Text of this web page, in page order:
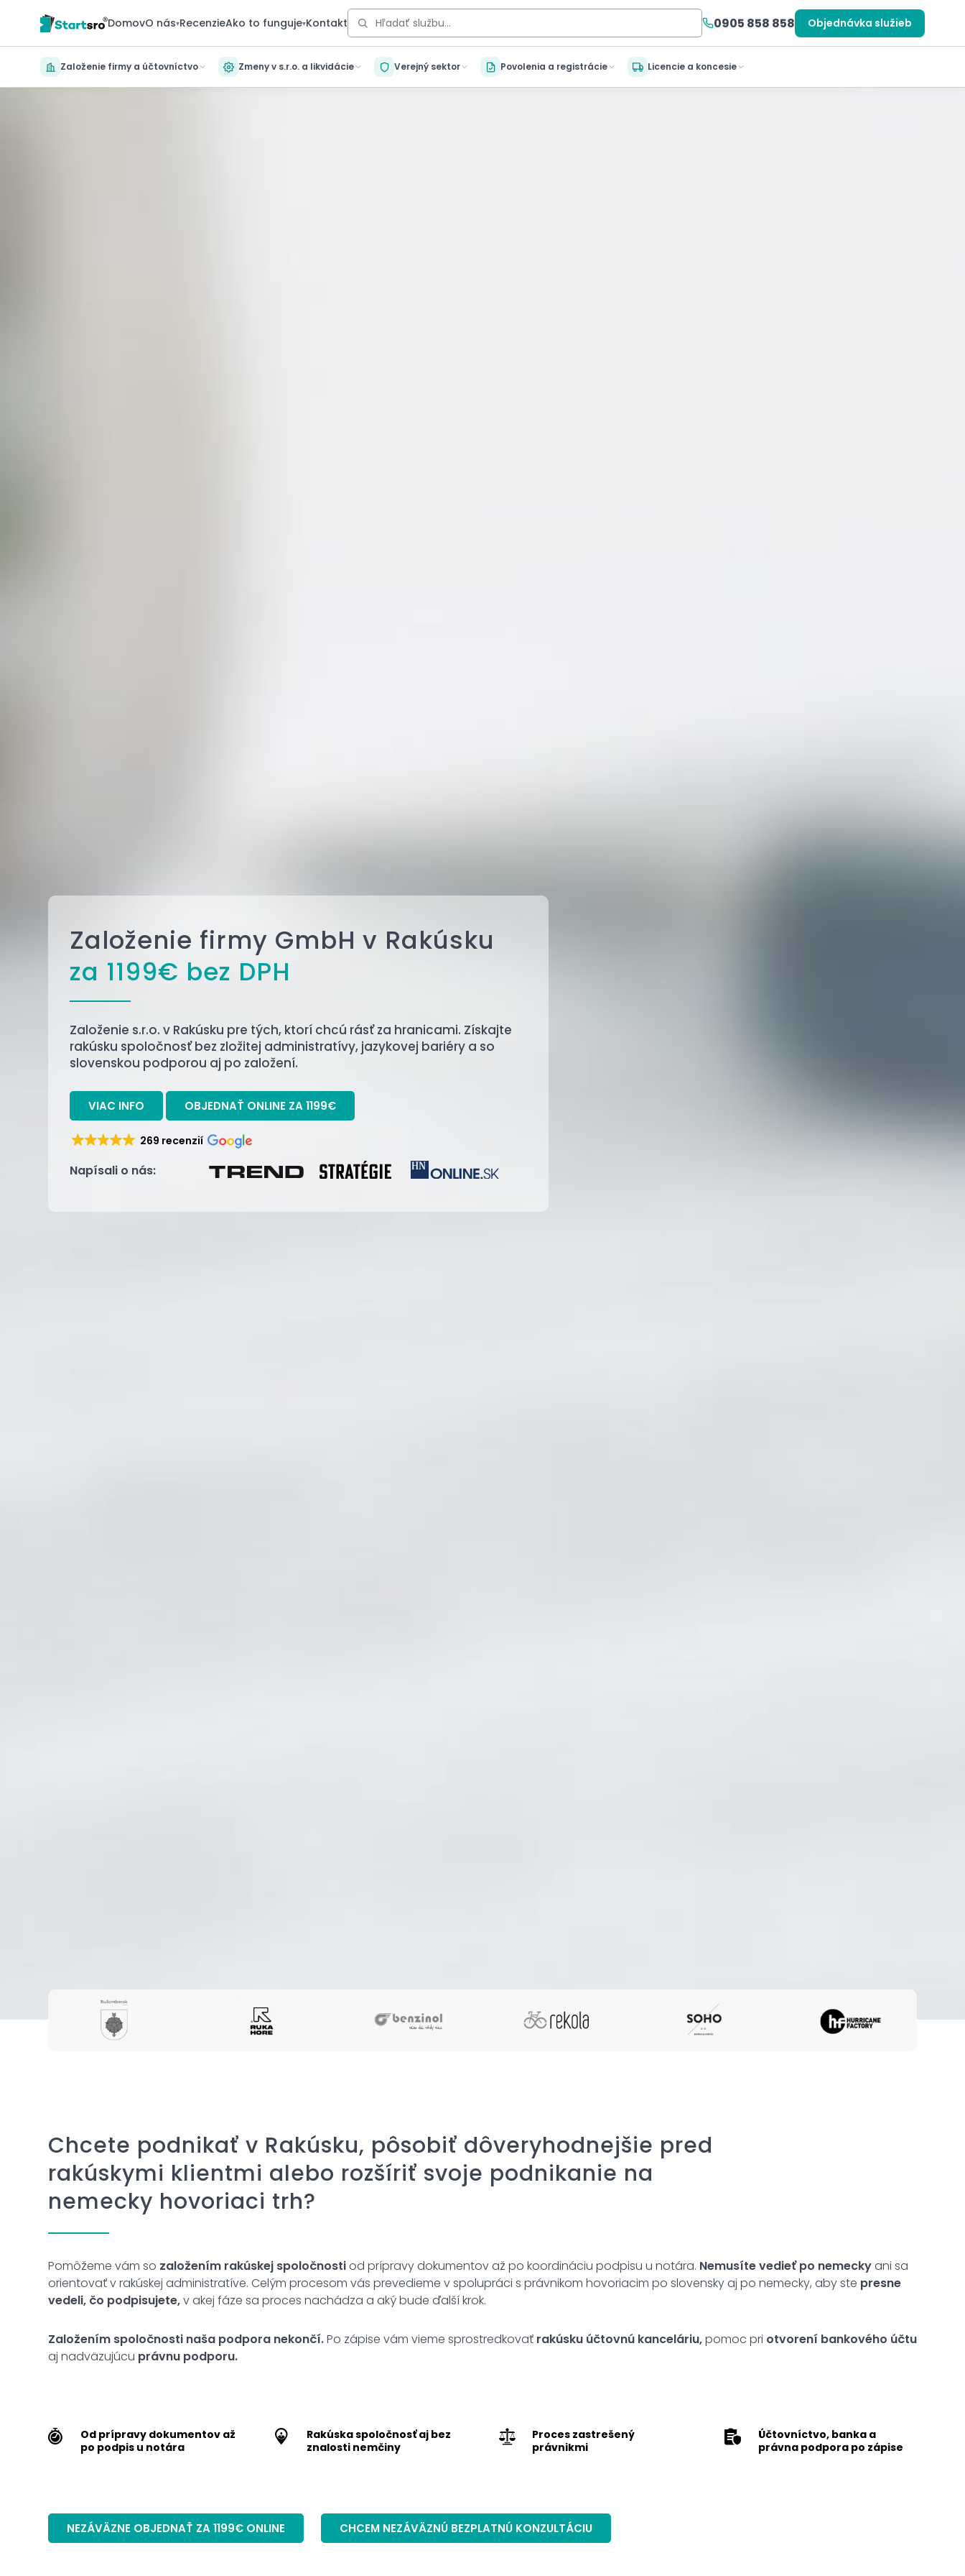
DomovO nás▾RecenzieAko to funguje▾Kontakt 0905 858 858 Objednávka služieb
Založenie firmy a účtovníctvo Zmeny v s.r.o. a likvidácie Verejný sektor Povolenia a registrácie Licencie a koncesie
Založenie firmy GmbH v Rakúsku
za 1199€ bez DPH
Založenie s.r.o. v Rakúsku pre tých, ktorí chcú rásť za hranicami. Získajte
rakúsku spoločnosť bez zložitej administratívy, jazykovej bariéry a so
slovenskou podporou aj po založení.
VIAC INFO OBJEDNAŤ ONLINE ZA 1199€
269 recenzií
Napísali o nás:
Chcete podnikať v Rakúsku, pôsobiť dôveryhodnejšie pred
rakúskymi klientmi alebo rozšíriť svoje podnikanie na
nemecky hovoriaci trh?
Pomôžeme vám so založením rakúskej spoločnostiod prípravy dokumentov až po koordináciu podpisu u notára. Nemusíte vedieť po nemeckyani sa
orientovať v rakúskej administratíve. Celým procesom vás prevedieme v spolupráci s právnikom hovoriacim po slovensky aj po nemecky, aby ste presne
vedeli, čo podpisujete,v akej fáze sa proces nachádza a aký bude ďalší krok.
Založením spoločnosti naša podpora nekončí.Po zápise vám vieme sprostredkovať rakúsku účtovnú kanceláriu,pomoc pri otvorení bankového účtu
aj nadväzujúcu právnu podporu.
Od prípravy dokumentov až
po podpis u notára
Rakúska spoločnosť aj bez
znalosti nemčiny
Proces zastrešený
právnikmi
Účtovníctvo, banka a
právna podpora po zápise
NEZÁVÄZNE OBJEDNAŤ ZA 1199€ ONLINE CHCEM NEZÁVÄZNÚ BEZPLATNÚ KONZULTÁCIU